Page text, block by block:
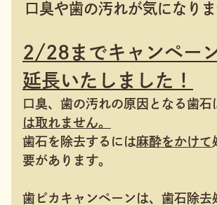
口臭や歯の汚れが気になり
2/28までキャンペー
延長いたしました！
口臭、歯の汚れの原因となる歯石
は取れません。
歯石を除去するには麻酔をかけて
要があります。
歯ピカキャンペーンは、歯石除去